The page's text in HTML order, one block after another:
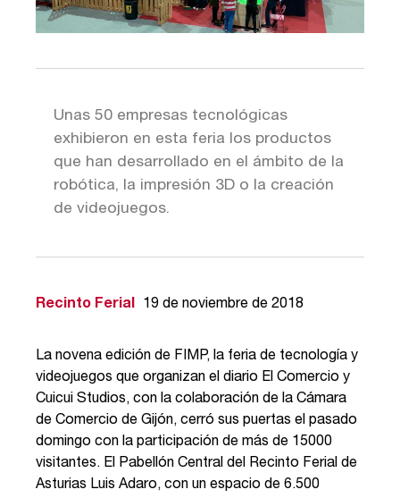
Unas 50 empresas tecnológicas
exhibieron en esta feria los productos
que han desarrollado en el ámbito de la
robótica, la impresión 3D o la creación
de videojuegos.
Recinto Ferial 19 de noviembre de 2018
La novena edición de FIMP, la feria de tecnología y
videojuegos que organizan el diario El Comercio y
Cuicui Studios, con la colaboración de la Cámara
de Comercio de Gijón, cerró sus puertas el pasado
domingo con la participación de más de 15000
visitantes. El Pabellón Central del Recinto Ferial de
Asturias Luis Adaro, con un espacio de 6.500